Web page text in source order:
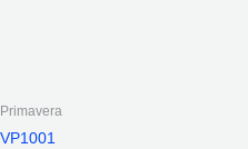
Primavera
VP1001